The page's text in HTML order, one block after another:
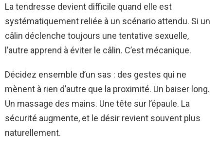
La tendresse devient difficile quand elle est
systématiquement reliée à un scénario attendu. Si un
câlin déclenche toujours une tentative sexuelle,
l’autre apprend à éviter le câlin. C’est mécanique.
Décidez ensemble d’un sas : des gestes qui ne
mènent à rien d’autre que la proximité. Un baiser long.
Un massage des mains. Une tête sur l’épaule. La
sécurité augmente, et le désir revient souvent plus
naturellement.